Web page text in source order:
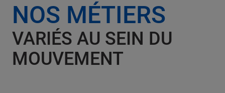
NOS MÉTIERS
VARIÉS AU SEIN DU
MOUVEMENT